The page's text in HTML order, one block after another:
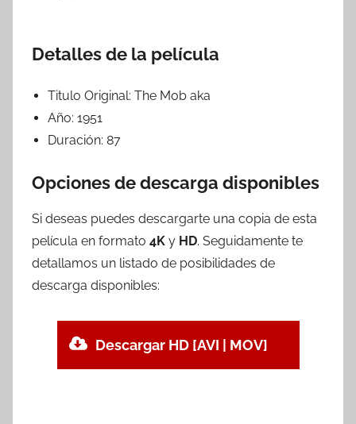
Detalles de la película
Titulo Original: The Mob aka
Año: 1951
Duración: 87
Opciones de descarga disponibles
Si deseas puedes descargarte una copia de esta
película en formato 4K y HD. Seguidamente te
detallamos un listado de posibilidades de
descarga disponibles:
Descargar HD [AVI | MOV]